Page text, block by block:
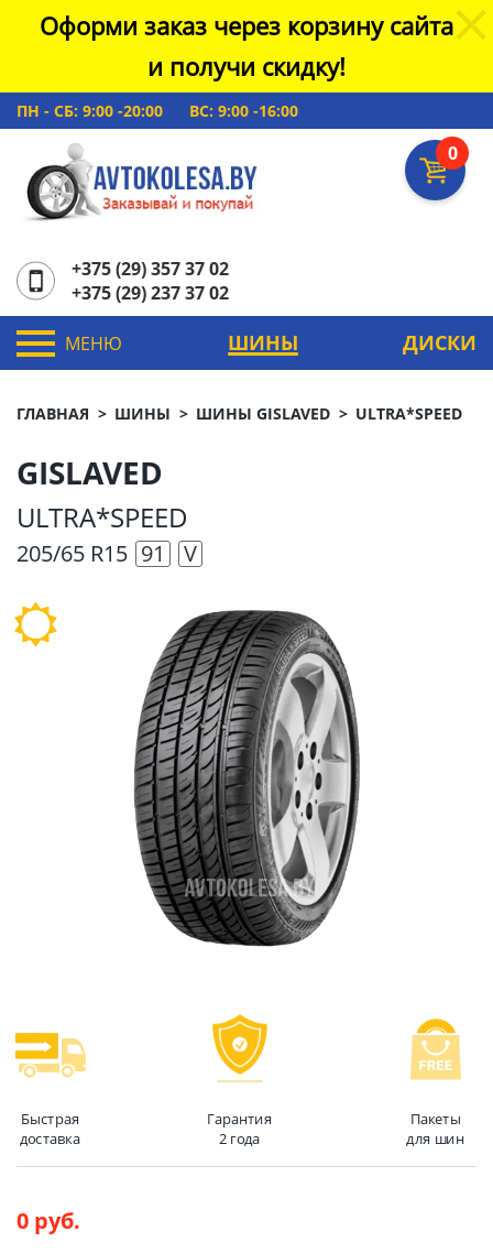
Оформи заказ через корзину сайта
и получи скидку!
ПН - СБ: 9:00 -20:00 ВС: 9:00 -16:00
0
+375 (29) 357 37 02
+375 (29) 237 37 02
МЕНЮ ШИНЫ ДИСКИ
ГЛАВНАЯ ШИНЫ ШИНЫ GISLAVED ULTRA*SPEED
GISLAVED
ULTRA*SPEED
205/65 R15 91 V
Быстрая
доставка
Гарантия
2 года
Пакеты
для шин
0 руб.